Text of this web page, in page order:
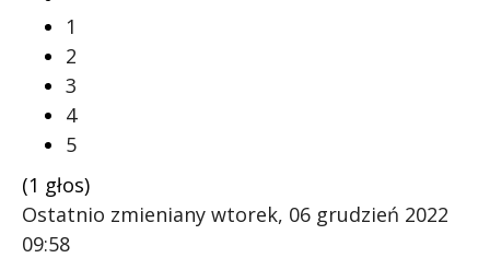
1
2
3
4
5
(1 głos)
Ostatnio zmieniany wtorek, 06 grudzień 2022
09:58